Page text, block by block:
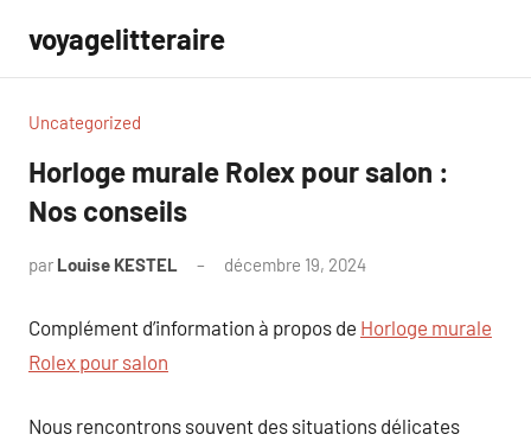
contenu
voyagelitteraire
Uncategorized
Horloge murale Rolex pour salon :
Nos conseils
par Louise KESTEL décembre 19, 2024
Complément d’information à propos de Horloge murale
Rolex pour salon
Nous rencontrons souvent des situations délicates